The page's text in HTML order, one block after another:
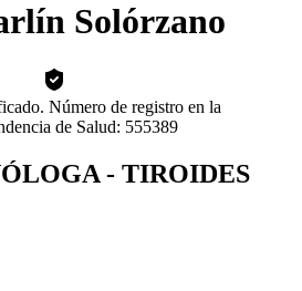
Solórzano
Número de registro en la
de Salud: 555389
- TIROIDES